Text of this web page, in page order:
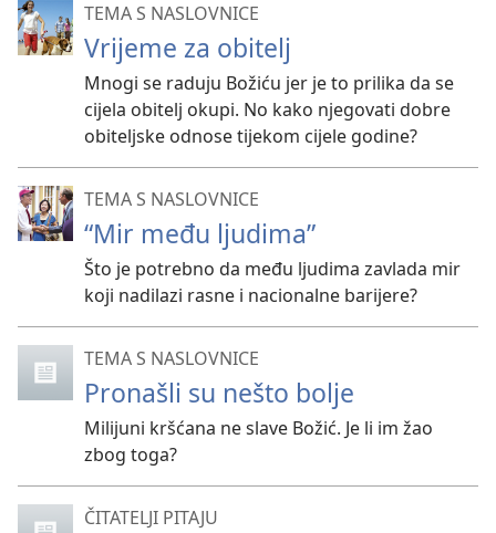
TEMA S NASLOVNICE
Vrijeme za obitelj
Mnogi se raduju Božiću jer je to prilika da se
cijela obitelj okupi. No kako njegovati dobre
obiteljske odnose tijekom cijele godine?
TEMA S NASLOVNICE
“Mir među ljudima”
Što je potrebno da među ljudima zavlada mir
koji nadilazi rasne i nacionalne barijere?
TEMA S NASLOVNICE
Pronašli su nešto bolje
Milijuni kršćana ne slave Božić. Je li im žao
zbog toga?
ČITATELJI PITAJU